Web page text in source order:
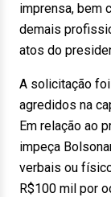
imprensa, bem
demais
atos do
A solicitação
agredidos na
Em relação ao
impeça
verbais ou
R$100 mil por